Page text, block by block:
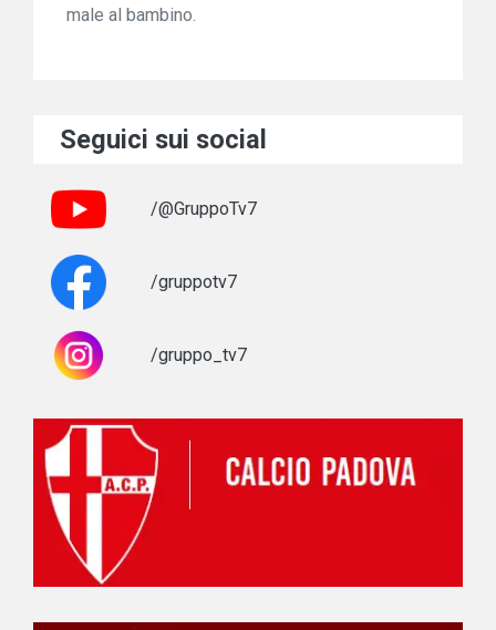
male al bambino.
Seguici sui social
/@GruppoTv7
/gruppotv7
/gruppo_tv7